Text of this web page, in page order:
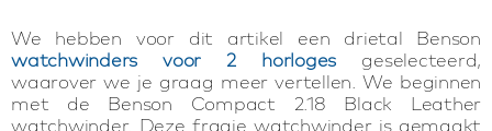
We hebben voor dit artikel een drietal Benson
watchwinders voor 2 horloges geselecteerd,
waarover we je graag meer vertellen. We beginnen
met de Benson Compact 2.18 Black Leather
watchwinder. Deze fraaie watchwinder is gemaakt